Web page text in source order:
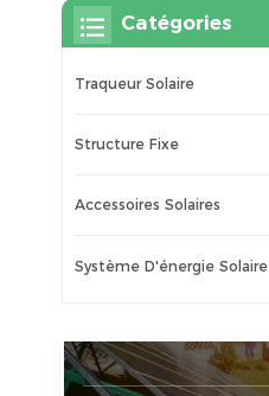
Catégories
Traqueur Solaire
Structure Fixe
Accessoires Solaires
Système D'énergie Solaire